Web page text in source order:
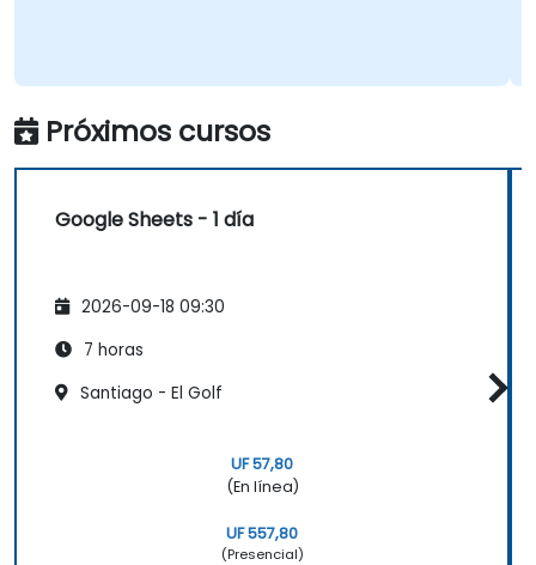
Próximos cursos
Google Sheets - 1 día
2026-09-18 09:30
7 horas
Santiago - El Golf
UF 57,80
(En línea)
UF 557,80
(Presencial)